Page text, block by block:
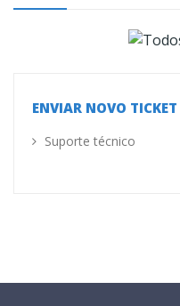
ENVIAR NOVO TICKET
Suporte técnico